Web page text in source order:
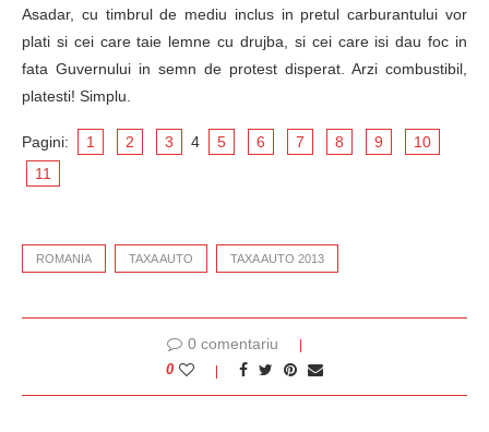
Asadar, cu timbrul de mediu inclus in pretul carburantului vor
plati si cei care taie lemne cu drujba, si cei care isi dau foc in
fata Guvernului in semn de protest disperat. Arzi combustibil,
platesti! Simplu.
Pagini: 1 2 3 4 5 6 7 8 9
10
11
ROMANIA TAXA AUTO TAXA AUTO 2013
0 comentariu
0